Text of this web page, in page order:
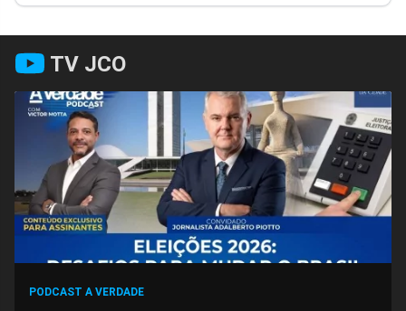
FacebookWhatsappTwitterMessengerTelegramGettr
TV JCO
PODCAST A VERDADE